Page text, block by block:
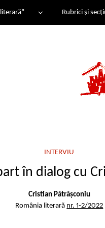
Rubrici și
INTERVIU
în dialog cu
Cristian Pătrășconiu
România literară nr. 1-2/2022